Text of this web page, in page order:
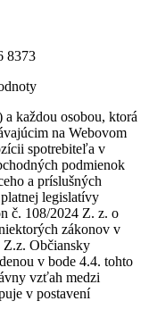
8373
každou osobou, ktorá
na Webovom
spotrebiteľa v
podmienok
a príslušných
legislatívy
č. 108/2024 Z. z. o
zákonov v
Z.z. Občiansky
v bode 4.4. tohto
vzťah medzi
v postavení